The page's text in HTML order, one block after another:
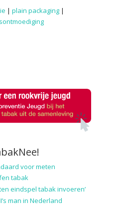
| plain packaging |
voor meten
tabak
eindspel tabak invoeren’
man in Nederland